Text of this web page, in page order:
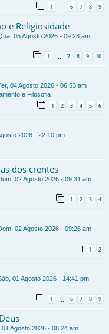
1 … 6 7 8 9
e Religiosidade
05 Agosto 2026 - 09:28 am
1 … 7 8 9 10
04 Agosto 2026 - 06:53 am
e Filosofia
1 2 3 4 5 6
2026 - 22:10 pm
dos crentes
02 Agosto 2026 - 09:31 am
1 2 3 4
02 Agosto 2026 - 09:26 am
1 2
01 Agosto 2026 - 14:41 pm
1 6 7 8 9
01 Agosto 2026 - 08:24 am